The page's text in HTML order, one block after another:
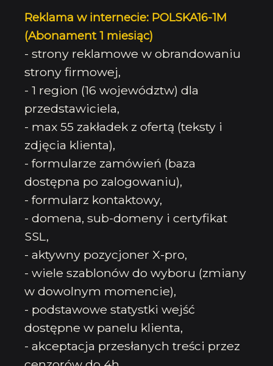
Reklama w internecie: POLSKA16-1M
(Abonament 1 miesiąc)
- strony reklamowe w obrandowaniu
strony firmowej,
- 1 region (16 województw) dla
przedstawiciela,
- max 55 zakładek z ofertą (teksty i
zdjęcia klienta),
- formularze zamówień (baza
dostępna po zalogowaniu),
- formularz kontaktowy,
- domena, sub-domeny i certyfikat
SSL,
- aktywny pozycjoner X-pro,
- wiele szablonów do wyboru (zmiany
w dowolnym momencie),
- podstawowe statystki wejść
dostępne w panelu klienta,
- akceptacja przesłanych treści przez